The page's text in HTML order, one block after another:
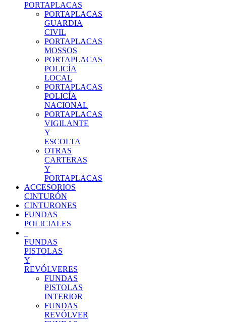
PORTAPLACAS
PORTAPLACAS
GUARDIA
CIVIL
PORTAPLACAS
MOSSOS
PORTAPLACAS
POLICÍA
LOCAL
PORTAPLACAS
POLICÍA
NACIONAL
PORTAPLACAS
VIGILANTE
Y
ESCOLTA
OTRAS
CARTERAS
Y
PORTAPLACAS
ACCESORIOS
CINTURÓN
CINTURONES
FUNDAS
POLICIALES
FUNDAS
PISTOLAS
Y
REVÓLVERES
FUNDAS
PISTOLAS
INTERIOR
FUNDAS
REVÓLVER